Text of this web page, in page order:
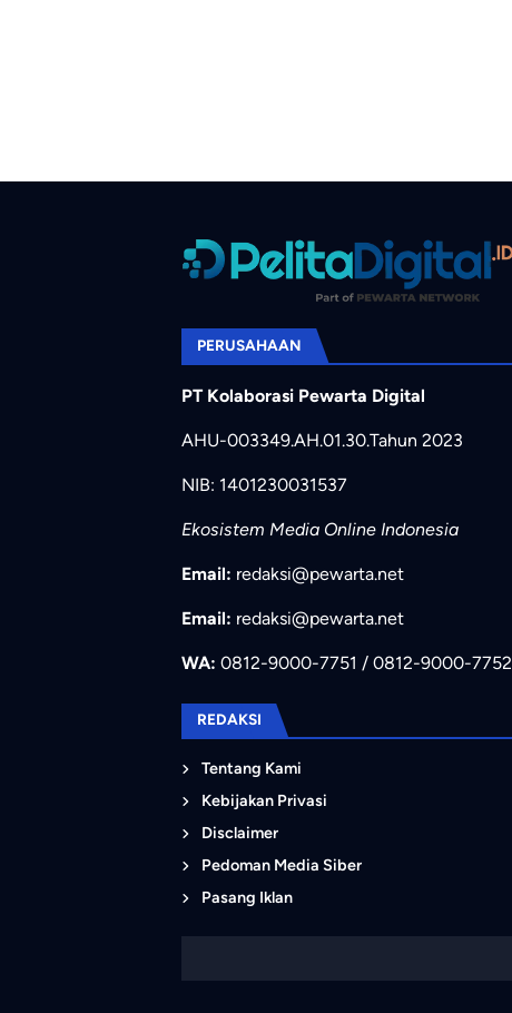
PERUSAHAAN
PT Kolaborasi Pewarta Digital
AHU-003349.AH.01.30.Tahun 2023
NIB: 1401230031537
Ekosistem Media Online Indonesia
Email: redaksi@pewarta.net
Email: redaksi@pewarta.net
WA: 0812-9000-7751 / 0812-9000-7752
REDAKSI
Tentang Kami
Kebijakan Privasi
Disclaimer
Pedoman Media Siber
Pasang Iklan